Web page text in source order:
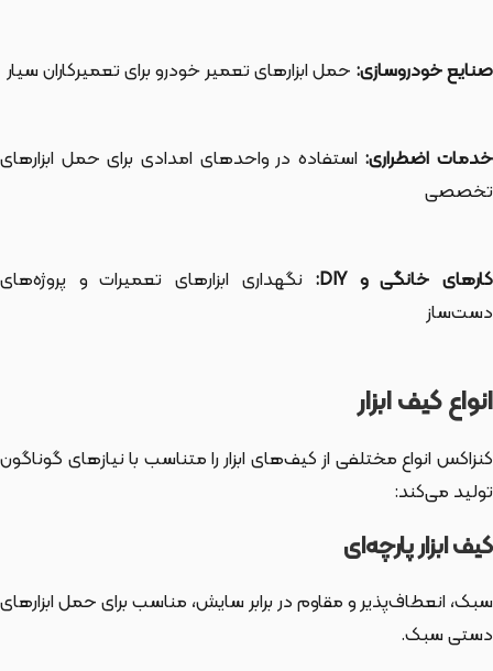
صنایع خودروسازی: حمل ابزارهای تعمیر خودرو برای تعمیرکاران سیار
خدمات اضطراری: استفاده در واحدهای امدادی برای حمل ابزارهای
تخصصی
کارهای خانگی و DIY:
نگهداری ابزارهای تعمیرات و پروژه‌های
دست‌ساز
انواع کیف ابزار
کنزاکس انواع مختلفی از کیف‌های ابزار را متناسب با نیازهای گوناگون
تولید می‌کند:
کیف ابزار پارچه‌ای
سبک، انعطاف‌پذیر و مقاوم در برابر سایش، مناسب برای حمل ابزارهای
دستی سبک.